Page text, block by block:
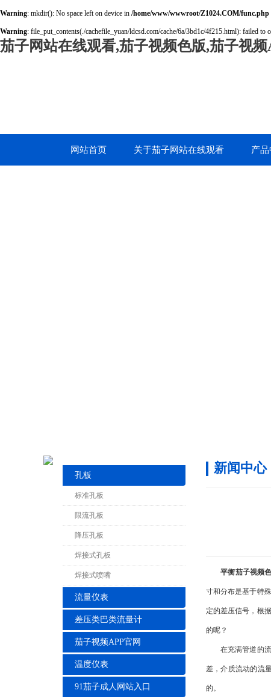
Warning: mkdir(): No space left on device in /home/www/wwwroot/Z1024.COM/func.php
Warning: file_put_contents(./cachefile_yuan/ldcsd.com/cache/6a/3bd1c/4f215.html): failed to
茄子网站在线观看,茄子视频色版,茄子视
网站首页 关于茄子网站在线观看 产
孔板
标准孔板
限流孔板
降压孔板
焊接式孔板
焊接式喷嘴
流量仪表
差压类巴类流量计
茄子视频APP官网
温度仪表
91茄子成人网站入口
新闻中心
平衡茄子视频
寸和分布是基于特
定的差压信号，根
的呢？
在充满管道的流
差，介质流动的流
的。